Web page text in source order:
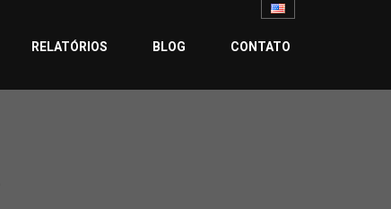
RELATÓRIOS BLOG CONTATO